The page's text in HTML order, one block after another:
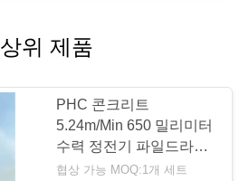
상위 제품
PHC 콘크리트
5.24m/Min 650 밀리미터
수력 정전기 파일드라이
버
협상 가능 MOQ:1개 세트